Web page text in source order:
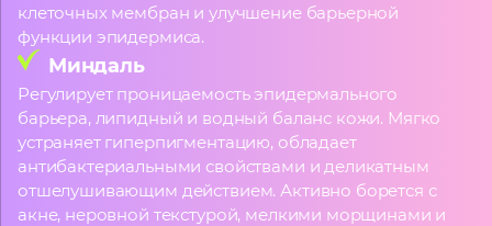
клеточных мембран и улучшение барьерной
функции эпидермиса.
Миндаль
Регулирует проницаемость эпидермального
барьера, липидный и водный баланс кожи. Мягко
устраняет гиперпигментацию, обладает
антибактериальными свойствами и деликатным
отшелушивающим действием. Активно борется с
акне, неровной текстурой, мелкими морщинами и